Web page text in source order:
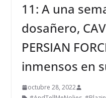
11: A una
dosañero,
PERSIAN
inmensos en
octubre 28, 2022